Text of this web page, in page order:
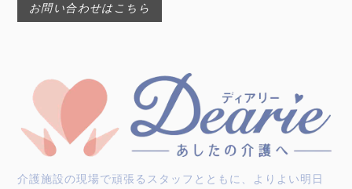
お問い合わせはこちら
介護施設の現場で頑張るスタッフとともに、よりよい明日